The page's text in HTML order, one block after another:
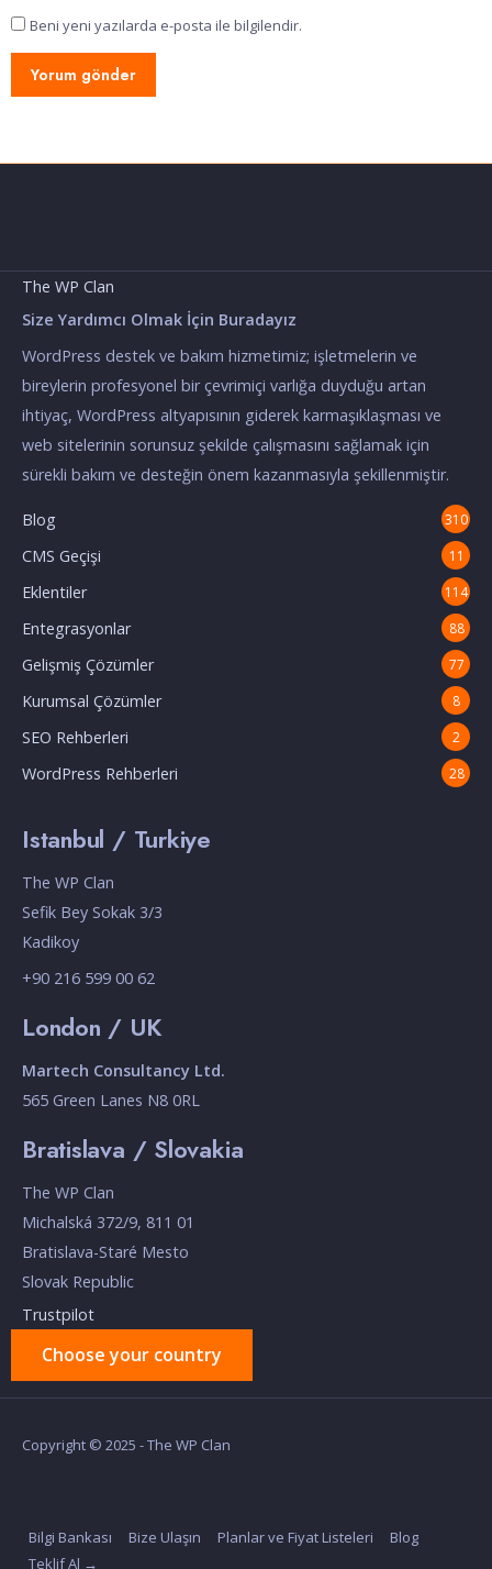
Beni yeni yazılarda e-posta ile bilgilendir.
The WP Clan
Size Yardımcı Olmak İçin Buradayız
WordPress destek ve bakım hizmetimiz; işletmelerin ve
bireylerin profesyonel bir çevrimiçi varlığa duyduğu artan
ihtiyaç, WordPress altyapısının giderek karmaşıklaşması ve
web sitelerinin sorunsuz şekilde çalışmasını sağlamak için
sürekli bakım ve desteğin önem kazanmasıyla şekillenmiştir.
Blog 310
CMS Geçişi 11
Eklentiler 114
Entegrasyonlar 88
Gelişmiş Çözümler 77
Kurumsal Çözümler 8
SEO Rehberleri 2
WordPress Rehberleri 28
Istanbul / Turkiye
The WP Clan
Sefik Bey Sokak 3/3
Kadikoy
+90 216 599 00 62
London / UK
Martech Consultancy Ltd.
565 Green Lanes N8 0RL
Bratislava / Slovakia
The WP Clan
Michalská 372/9, 811 01
Bratislava-Staré Mesto
Slovak Republic
Trustpilot
Choose your country
Copyright © 2025 - The WP Clan
Bilgi Bankası Bize Ulaşın Planlar ve Fiyat Listeleri
Blog
Teklif Al →